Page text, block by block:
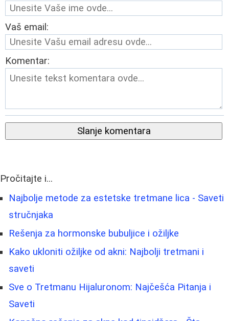
Vaš email:
Komentar:
Slanje komentara
Pročitajte i...
Najbolje metode za estetske tretmane lica - Saveti
stručnjaka
Rešenja za hormonske bubuljice i ožiljke
Kako ukloniti ožiljke od akni: Najbolji tretmani i
saveti
Sve o Tretmanu Hijaluronom: Najčešća Pitanja i
Saveti